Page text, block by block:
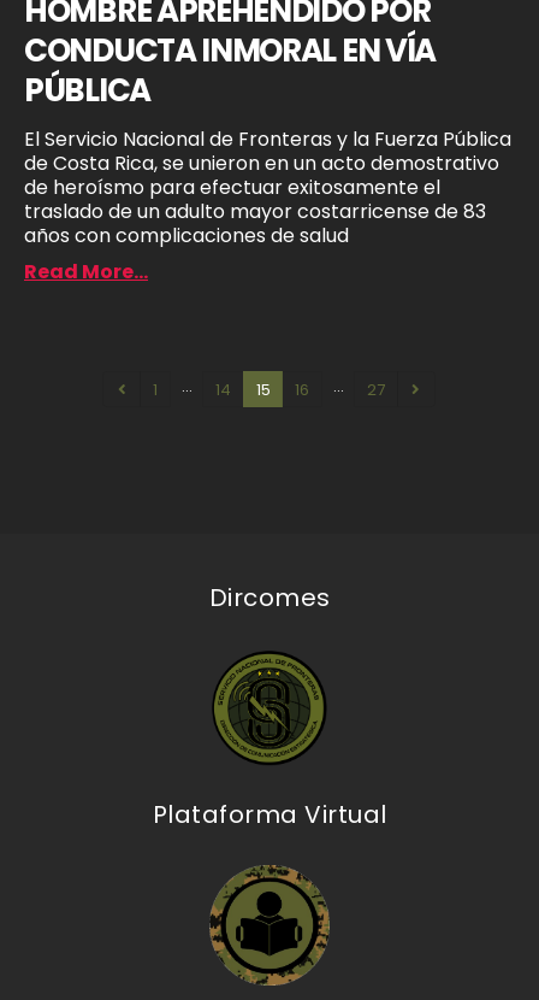
HOMBRE APREHENDIDO POR
CONDUCTA INMORAL EN VÍA
PÚBLICA
El Servicio Nacional de Fronteras y la Fuerza Pública
de Costa Rica, se unieron en un acto demostrativo
de heroísmo para efectuar exitosamente el
traslado de un adulto mayor costarricense de 83
años con complicaciones de salud
Read More...
1 … 14 15 16 … 27
Dircomes
Plataforma Virtual